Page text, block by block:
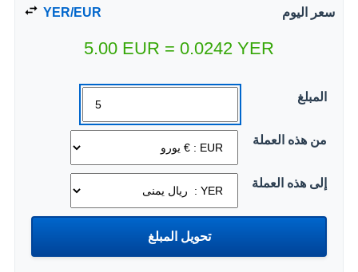
سعر اليوم YER/EUR
5.00 EUR = 0.0242 YER
المبلغ
من هذه العملة
إلى هذه العملة